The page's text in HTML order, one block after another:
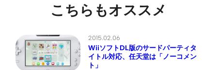
こちらもオススメ
2015.02.06
WiiソフトDL版のサードパーティタ
イトル対応、任天堂は「ノーコメン
ト」